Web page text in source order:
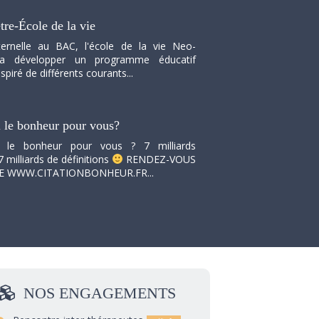
École de la vie
au BAC, l'école de la vie Neo-
développer un programme éducatif
de différents courants...
le bonheur pour vous?
le bonheur pour vous ? 7 milliards
milliards de définitions
RENDEZ-VOUS
WWW.CITATIONBONHEUR.FR...
NOS ENGAGEMENTS